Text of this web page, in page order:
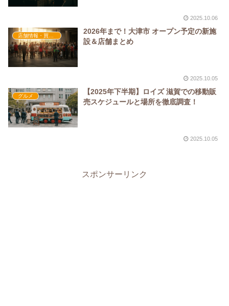
2025.10.06
2026年まで！大津市 オープン予定の新施
設＆店舗まとめ
2025.10.05
グルメ
【2025年下半期】ロイズ 滋賀での移動販
売スケジュールと場所を徹底調査！
2025.10.05
スポンサーリンク